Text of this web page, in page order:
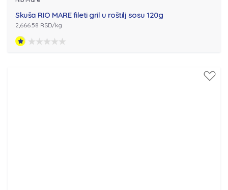
Skuša RIO MARE fileti gril u roštilj sosu 120g
2,666.58 RSD/kg